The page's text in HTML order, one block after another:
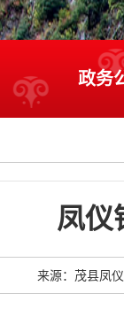
政务
凤仪
来源：茂县凤